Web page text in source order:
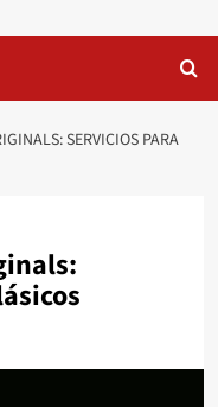
SERVICIOS PARA